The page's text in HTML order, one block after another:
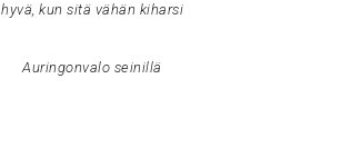
hyvä, kun sitä vähän kiharsi
Auringonvalo seinillä